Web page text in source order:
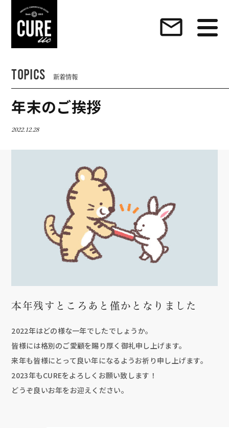
【東京】デザイン制作・ブランドデザイン
mail_outline
TOPICS 新着情報
年末のご挨拶
2022.12.28
本年残すところあと僅かとなりました
2022年はどの様な一年でしたでしょうか。
皆様には格別のご愛顧を賜り厚く御礼申し上げます。
来年も皆様にとって良い年になるようお祈り申し上げます。
2023年もCUREをよろしくお願い致します！
どうぞ良いお年をお迎えください。